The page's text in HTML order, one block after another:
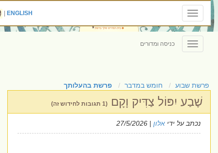
Toggle
navigation
ENGLISH
|
Toggle
navigation
כניסה ומדורים
פרשת שבוע חומש במדבר פרשת בהעלותך
שֶׁבַע יִפּוֹל צַדִּיק וָקָם(1 תגובות לחידוש זה)
נכתב על ידיאלון| 27/5/2026